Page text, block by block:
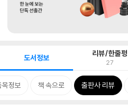
도서정보 리뷰/한줄평
27
목정보 책 속으로 출판사 리뷰